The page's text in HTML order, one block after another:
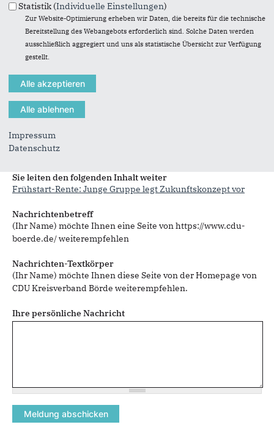
Eigener Name*
Sie können mehrere Empfänger mit Komma getrennt eingeben.
Sie leiten den folgenden Inhalt weiter
Frühstart-Rente: Junge Gruppe legt Zukunftskonzept vor
Nachrichtenbetreff
(Ihr Name) möchte Ihnen eine Seite von https://www.cdu-
boerde.de/ weiterempfehlen
Nachrichten-Textkörper
(Ihr Name) möchte Ihnen diese Seite von der Homepage von
CDU Kreisverband Börde weiterempfehlen.
Ihre persönliche Nachricht
Statistik (Individuelle Einstellungen)
Zur Website-Optimierung erheben wir Daten, die bereits für die technische
Bereitstellung des Webangebots erforderlich sind. Solche Daten werden
ausschließlich aggregiert und uns als statistische Übersicht zur Verfügung
gestellt.
Impressum
Datenschutz